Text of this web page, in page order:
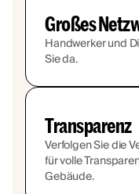
Großes
Handwerker und
Sie da.
Transparenz
Verfolgen Sie die
für volle
Gebäude.